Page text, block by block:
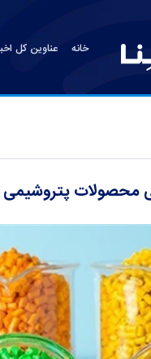
خانه عناوین کل
پتروشیمی